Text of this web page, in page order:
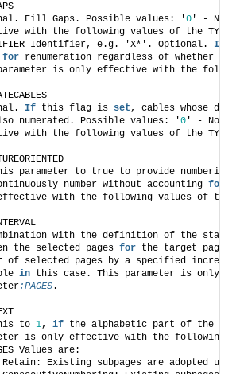
Fill Gaps. Possible values: '0 ' - No
with the following values of the TYPE
Identifier, e.g. 'X*'. Optional. If
for renumeration regardless of whether the
is only effective with the
If this flag is set, cables whose
numerated. Possible values: '0 ' - No
with the following values of the TYPE
parameter to true to provide
number without accounting for
with the following values of the
with the definition of the start
the selected pages for the target pages.
of selected pages by a specified
in this case. This parameter is only
:PAGES.
to 1, if the alphabetic part of the
is only effective with the following
Values are:
Retain: Existing subpages are adopted